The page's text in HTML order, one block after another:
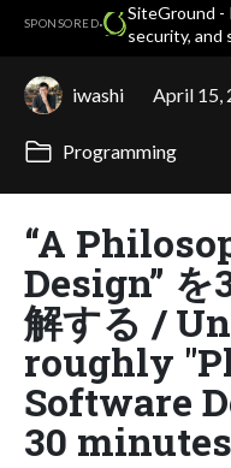
SPONSORED·
SiteGround -
security, and
iwashi April 15,
Programming
“A
Design” を
解する /
roughly
Software
30 minutes